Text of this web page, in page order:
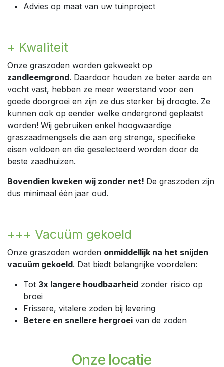
Advies op maat van uw tuinproject
+ Kwaliteit
Onze graszoden worden gekweekt op
zandleemgrond. Daardoor houden ze beter aarde en
vocht vast, hebben ze meer weerstand voor een
goede doorgroei en zijn ze dus sterker bij droogte. Ze
kunnen ook op eender welke ondergrond geplaatst
worden! Wij gebruiken enkel hoogwaardige
graszaadmengsels die aan erg strenge, specifieke
eisen voldoen en die geselecteerd worden door de
beste zaadhuizen.
Bovendien kweken wij zonder net! De graszoden zijn
dus minimaal één jaar oud.
+++ Vacuüm gekoeld
Onze graszoden worden onmiddellijk na het snijden
vacuüm gekoeld. Dat biedt belangrijke voordelen:
Tot 3x langere houdbaarheid zonder risico op
broei
Frissere, vitalere zoden bij levering
Betere en snellere hergroei van de zoden
Onze locatie